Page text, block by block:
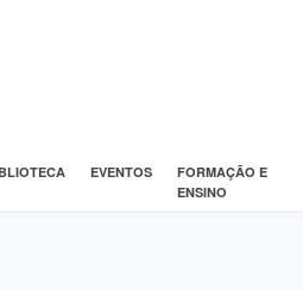
EVENTOS
FORMAÇÃO E
ENSINO